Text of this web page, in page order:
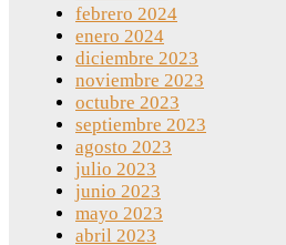
febrero 2024
enero 2024
diciembre 2023
noviembre 2023
octubre 2023
septiembre 2023
agosto 2023
julio 2023
junio 2023
mayo 2023
abril 2023